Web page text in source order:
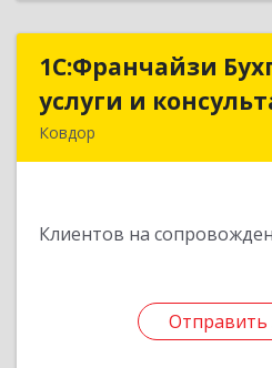
1С:Франчайзи
услуги и
Ковдор
Клиентов на
Отправить
1С:Франчайзи
услуги
Отправить